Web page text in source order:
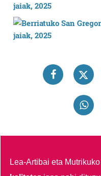
Lea-Artibai eta